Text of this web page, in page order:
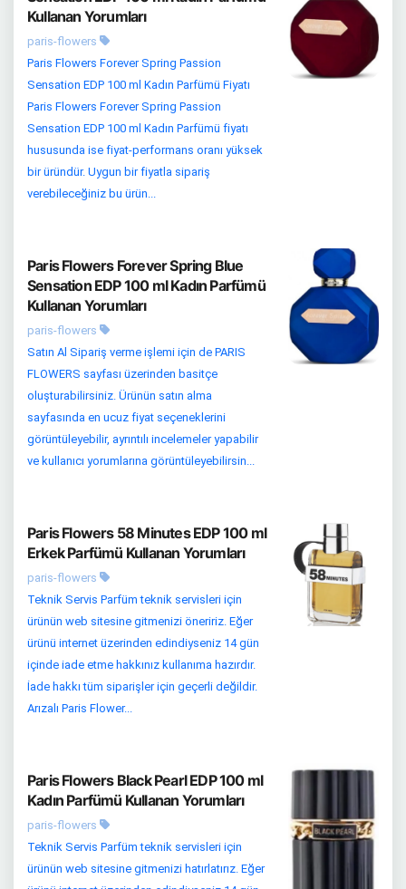
Kullanan Yorumları
paris-flowers
Paris Flowers Forever Spring Passion
Sensation EDP 100 ml Kadın Parfümü Fiyatı
Paris Flowers Forever Spring Passion
Sensation EDP 100 ml Kadın Parfümü fiyatı
hususunda ise fiyat-performans oranı yüksek
bir üründür. Uygun bir fiyatla sipariş
verebileceğiniz bu ürün...
Paris Flowers Forever Spring Blue
Sensation EDP 100 ml Kadın Parfümü
Kullanan Yorumları
paris-flowers
Satın Al Sipariş verme işlemi için de PARIS
FLOWERS sayfası üzerinden basitçe
oluşturabilirsiniz. Ürünün satın alma
sayfasında en ucuz fiyat seçeneklerini
görüntüleyebilir, ayrıntılı incelemeler yapabilir
ve kullanıcı yorumlarına görüntüleyebilirsin...
Paris Flowers 58 Minutes EDP 100 ml
Erkek Parfümü Kullanan Yorumları
paris-flowers
Teknik Servis Parfüm teknik servisleri için
ürünün web sitesine gitmenizi öneririz. Eğer
ürünü internet üzerinden edindiyseniz 14 gün
içinde iade etme hakkınız kullanıma hazırdır.
İade hakkı tüm siparişler için geçerli değildir.
Arızalı Paris Flower...
Paris Flowers Black Pearl EDP 100 ml
Kadın Parfümü Kullanan Yorumları
paris-flowers
Teknik Servis Parfüm teknik servisleri için
ürünün web sitesine gitmenizi hatırlatırız. Eğer